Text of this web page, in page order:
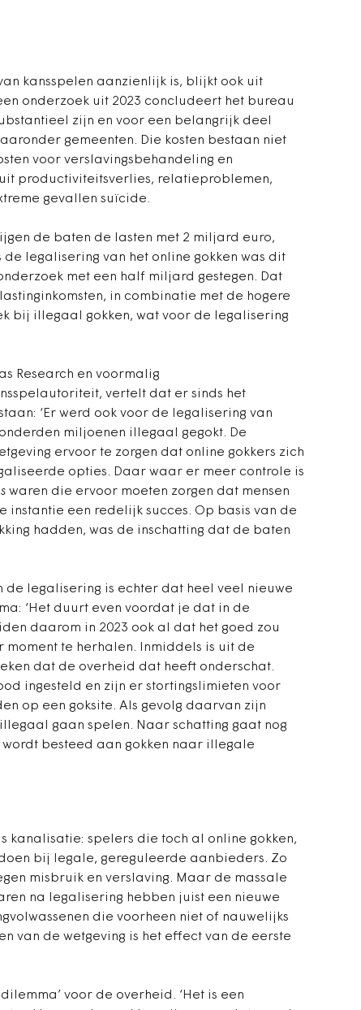
kansspelen aanzienlijk is, blijkt ook uit
onderzoek uit 2023 concludeert het bureau
zijn en voor een belangrijk deel
gemeenten. Die kosten bestaan niet
voor verslavingsbehandeling en
productiviteitsverlies, relatieproblemen,
gevallen suïcide.
de baten de lasten met 2 miljard euro,
legalisering van het online gokken was dit
met een half miljard gestegen. Dat
in combinatie met de hogere
bij illegaal gokken, wat voor de legalisering
Research en voormalig
vertelt dat er sinds het
‘Er werd ook voor de legalisering van
miljoenen illegaal gegokt. De
ervoor te zorgen dat online gokkers zich
opties. Daar waar er meer controle is
waren die ervoor moeten zorgen dat mensen
instantie een redelijk succes. Op basis van de
hadden, was de inschatting dat de baten
de legalisering is echter dat heel veel nieuwe
‘Het duurt even voordat je dat in de
daarom in 2023 ook al dat het goed zou
te herhalen. Inmiddels is uit de
dat de overheid dat heeft onderschat.
ingesteld en zijn er stortingslimieten voor
op een goksite. Als gevolg daarvan zijn
gaan spelen. Naar schatting gaat nog
besteed aan gokken naar illegale
kanalisatie: spelers die toch al online gokken,
bij legale, gereguleerde aanbieders. Zo
misbruik en verslaving. Maar de massale
na legalisering hebben juist een nieuwe
die voorheen niet of nauwelijks
van de wetgeving is het effect van de eerste
voor de overheid. ‘Het is een